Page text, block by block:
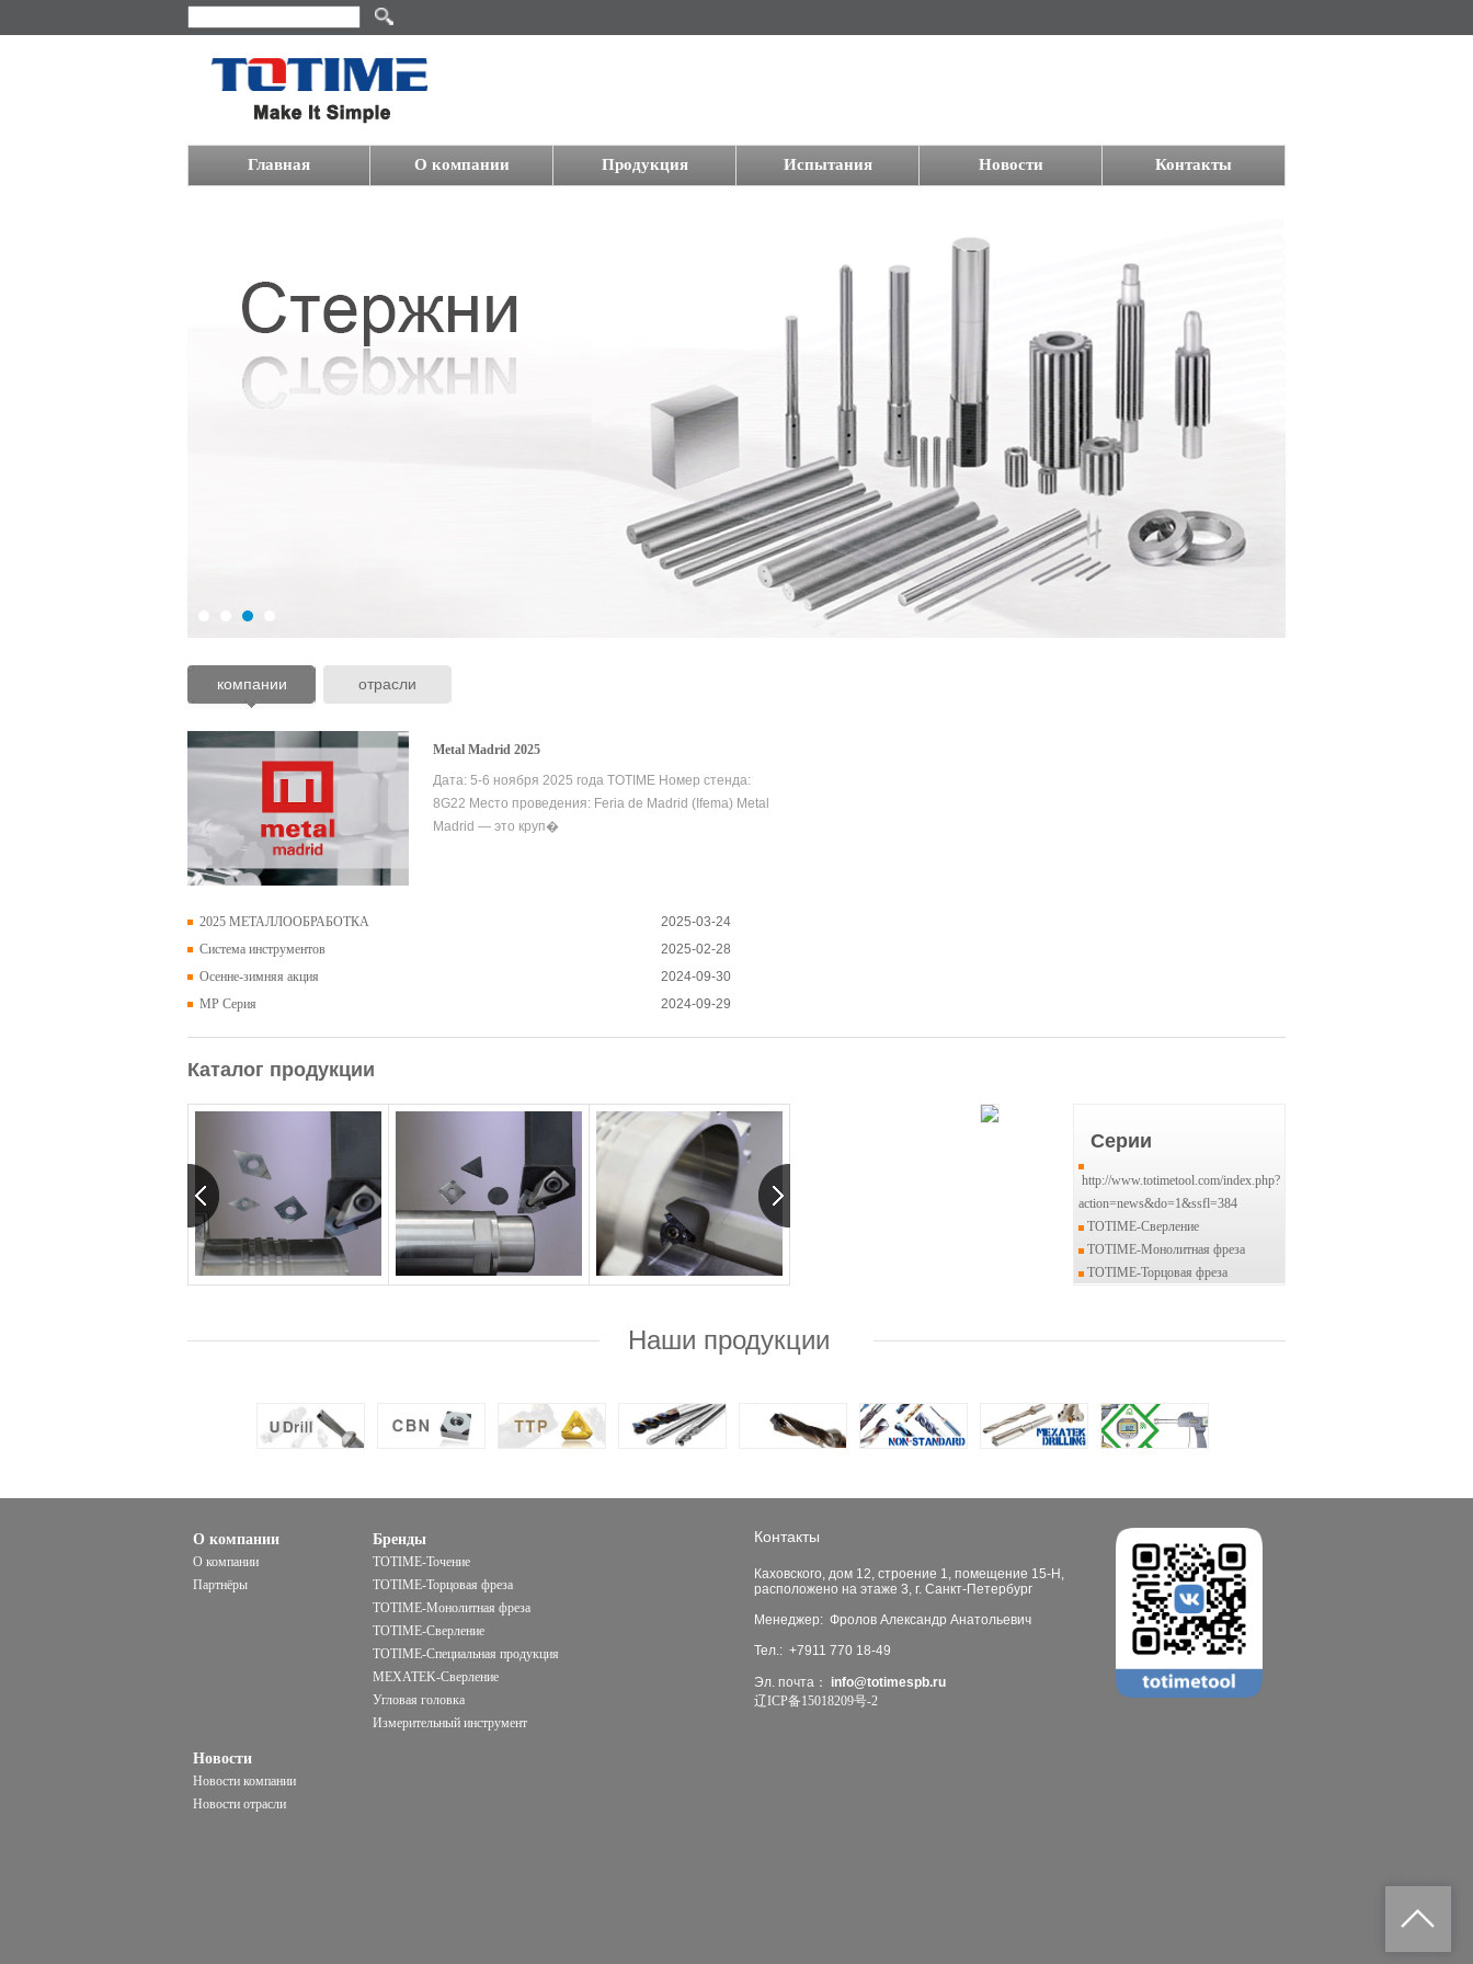
Главная О компании Продукция Испытания Новости Контакты
компании отрасли
Metal Madrid 2025
Дата: 5-6 ноября 2025 года TOTIME Номер стенда:
8G22 Место проведения: Feria de Madrid (Ifema) Metal
Madrid — это круп�
2025 МЕТАЛЛООБРАБОТКА
2025-03-24
Система инструментов
2025-02-28
Осенне-зимняя акция
2024-09-30
MP Серия
2024-09-29
Каталог продукции
Серии
http://www.totimetool.com/index.php?
action=news&do=1&ssfl=384
TOTIME-Сверление
TOTIME-Mонолитная фреза
TOTIME-Торцовая фреза
Наши продукции
О компании
О компании
Партнёры
Бренды
TOTIME-Точение
TOTIME-Торцовая фреза
TOTIME-Mонолитная фреза
TOTIME-Сверление
TOTIME-Специальная продукция
MEXATEK-Сверление
Угловая головка
Измерительный инструмент
Новости
Новости компании
Новости отрасли
Контакты
Каховского, дом 12, строение 1, помещение 15-Н,
расположено на этаже 3, г. Санкт-Петербург
Менеджер: Фролов Александр Анатольевич
Тел.: +7911 770 18-49
Эл. почта：
info@totimespb.ru
辽ICP备15018209号-2
